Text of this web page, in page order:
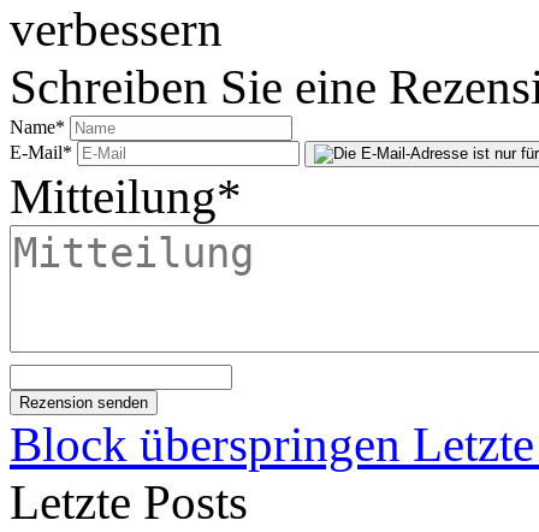
verbessern
Schreiben Sie eine
Name*
E-Mail*
Mitteilung*
Block überspringen
Letzte Posts